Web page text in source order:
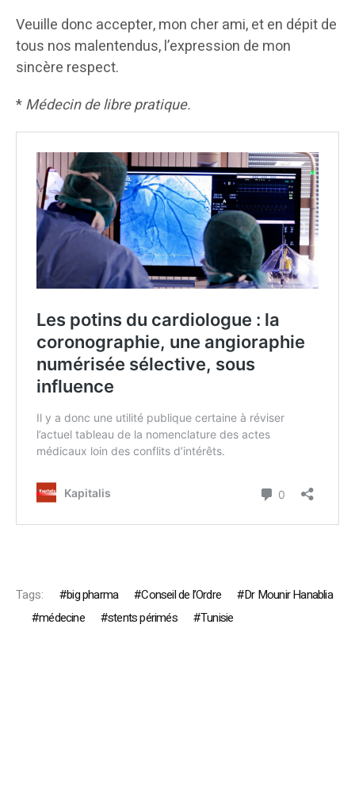
Veuille donc accepter, mon cher ami, et en dépit de
tous nos malentendus, l’expression de mon
sincère respect.
*Médecin de libre pratique.
Tags: big pharma Conseil de l’Ordre
Dr Mounir Hanablia
médecine
stents périmés Tunisie